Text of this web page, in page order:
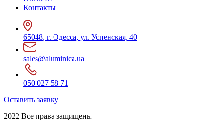
Контакты
65048, г. Одесса, ул. Успенская, 40
sales@aluminica.ua
050 027 58 71
Оставить заявку
2022 Все права защищены